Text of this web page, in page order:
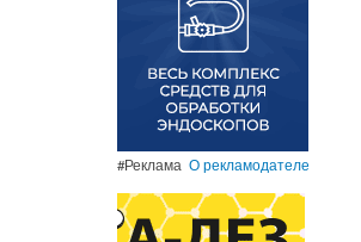
#Реклама О рекламодателе